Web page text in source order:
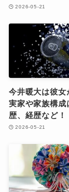
2026-05-21
今井暖大は彼女
実家や家族構成
歴、経歴など！
2026-05-21